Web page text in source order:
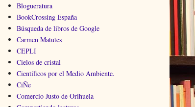
Blogueratura
BookCrossing España
Búsqueda de libros de Google
Carmen Matutes
CEPLI
Cielos de cristal
Científicos por el Medio Ambiente.
CiÑe
Comercio Justo de Orihuela